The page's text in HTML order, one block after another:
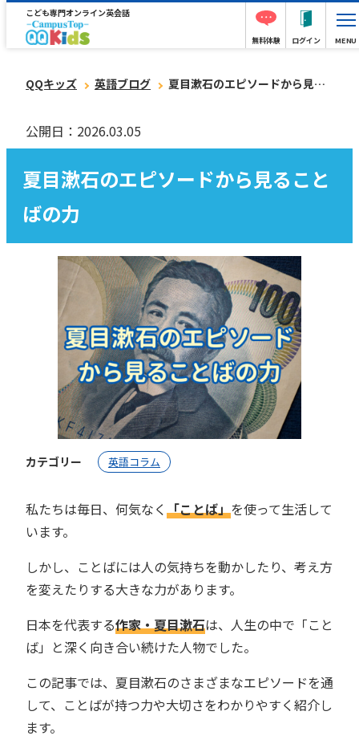
こども専門オンライン英会話
無料体験 ログイン MENU
QQキッズ 英語ブログ 夏目漱石のエピソードから見ることばの力
公開日：2026.03.05
夏目漱石のエピソードから見ること
ばの力
カテゴリー 英語コラム
私たちは毎日、何気なく「ことば」を使って生活して
います。
しかし、ことばには人の気持ちを動かしたり、考え方
を変えたりする大きな力があります。
日本を代表する作家・夏目漱石は、人生の中で「こと
ば」と深く向き合い続けた人物でした。
この記事では、夏目漱石のさまざまなエピソードを通
して、ことばが持つ力や大切さをわかりやすく紹介し
ます。